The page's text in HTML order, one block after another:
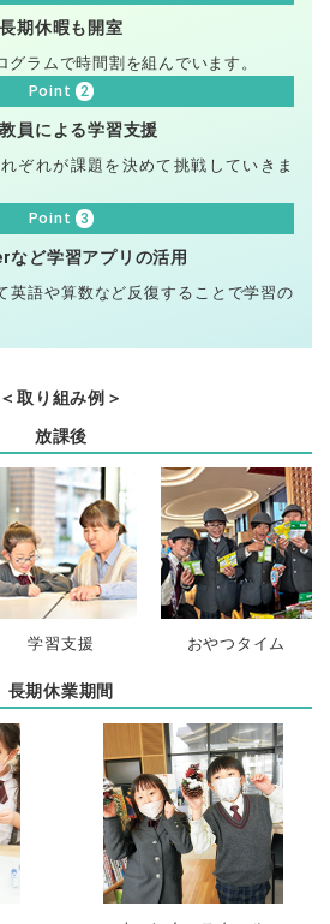
長期休暇も開室
ラムで時間割を組んでいます。
Point 2
員による学習支援
ぞれが課題を決めて挑戦していきま
Point 3
など学習アプリの活用
英語や算数など反復することで学習の
＜取り組み例＞
放課後
学習支援 おやつタイム
長期休業期間